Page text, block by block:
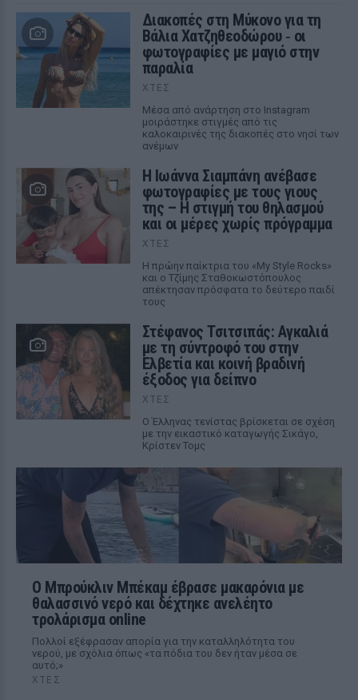
Διακοπές στη Μύκονο για τη
Βάλια Χατζηθεοδώρου ‑ οι
φωτογραφίες με μαγιό στην
παραλία
ΧΤΕΣ
Μέσα από ανάρτηση στο Instagram
μοιράστηκε στιγμές από τις
καλοκαιρινές της διακοπές στο νησί των
ανέμων
H Ιωάννα Σιαμπάνη ανέβασε
φωτογραφίες με τους γιους
της – Η στιγμή του θηλασμού
και οι μέρες χωρίς πρόγραμμα
ΧΤΕΣ
Η πρώην παίκτρια του «My Style Rocks»
και ο Τζίμης Σταθοκωστόπουλος
απέκτησαν πρόσφατα το δεύτερο παιδί
τους
Στέφανος Τσιτσιπάς: Αγκαλιά
με τη σύντροφό του στην
Ελβετία και κοινή βραδινή
έξοδος για δείπνο
ΧΤΕΣ
Ο Έλληνας τενίστας βρίσκεται σε σχέση
με την εικαστικό καταγωγής Σικάγο,
Κρίστεν Τομς
Ο Μπρούκλιν Μπέκαμ έβρασε μακαρόνια με
θαλασσινό νερό και δέχτηκε ανελέητο
τρολάρισμα online
Πολλοί εξέφρασαν απορία για την καταλληλότητα του
νερού, με σχόλια όπως «τα πόδια του δεν ήταν μέσα σε
αυτό;»
ΧΤΕΣ